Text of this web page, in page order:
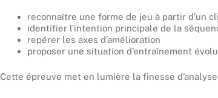
reconnaître une forme de jeu à partir d’un
identifier l’intention principale de la
repérer les axes d’amélioration
proposer une situation d’entraînement
Cette épreuve met en lumière la finesse